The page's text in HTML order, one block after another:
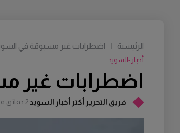
فريق التحرير أكتر أخبار السويد2 دقائق قراءة
اضطرابات غير
أخبار-السويد
الرئيسية اضطرابات غير مسبوقة في